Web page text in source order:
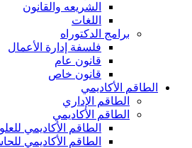
الشريعه والقانون
اللغات
برامج الدكتوراه
فلسفة إدارة الأعمال
قانون عام
قانون خاص
الطاقم الأكاديمي
الطاقم الإداري
الطاقم الأكاديمي
الطاقم الأكاديمي
الطاقم الأكاديمي